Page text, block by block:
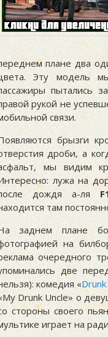
плане два
Эту модель
пытались
рукой не
связи.
брызги
дроби, а
мы видим
лужа на
дождя а-ля
там
заднем плане
на
очередного
две
комедия «
Drunk Uncle» о
стороны своего
играет на